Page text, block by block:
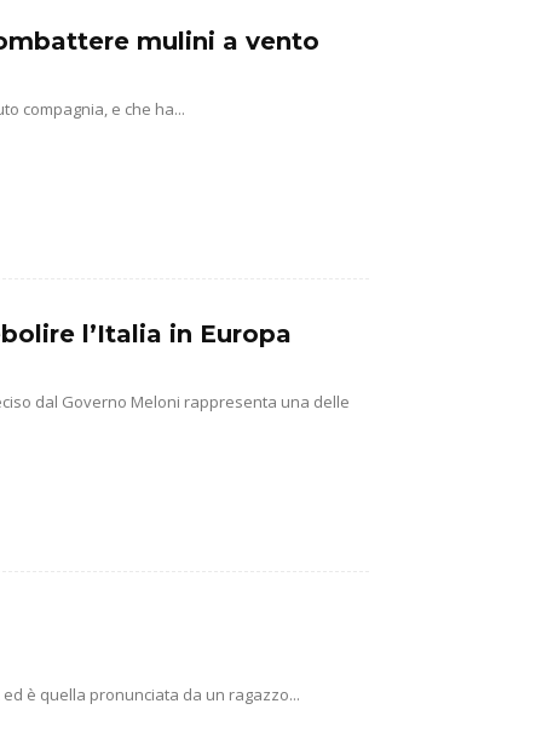
mulini a vento
compagnia, e che ha...
l’Italia in Europa
dal Governo Meloni rappresenta una delle
è quella pronunciata da un ragazzo...